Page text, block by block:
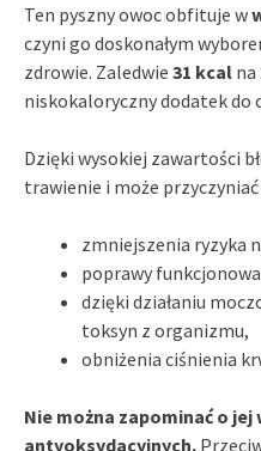
Ten pyszny owoc obfituje w
czyni go doskonałym
zdrowie. Zaledwie 31 kcal na
niskokaloryczny dodatek do
Dzięki wysokiej zawartości
trawienie i może przyczyniać
zmniejszenia ryzyka
poprawy
dzięki działaniu
toksyn z organizmu,
obniżenia ciśnienia
Nie można zapominać o jej
antyoksydacyjnych.